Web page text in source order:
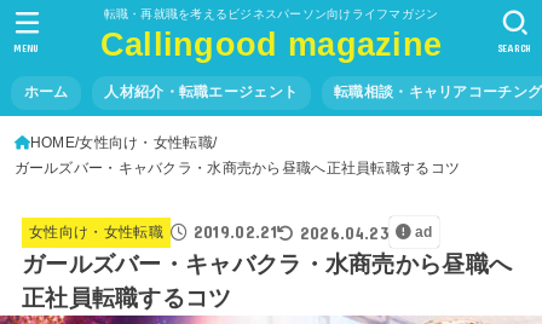
転職・再就職を考えるビジネスパーソン向けライフマガジン
Callingood magazine
ホーム 人材紹介・転職エージェント 転職相談・キャリアコーチング
SEARCH
MENU
HOME 女性向け・女性転職
ガールズバー・キャバクラ・水商売から昼職へ正社員転職するコツ
女性向け・女性転職 2019.02.21 2026.04.23 ad
ガールズバー・キャバクラ・水商売から昼職へ
正社員転職するコツ